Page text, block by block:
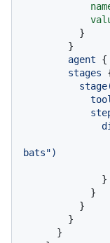
agent {
stages
bats")